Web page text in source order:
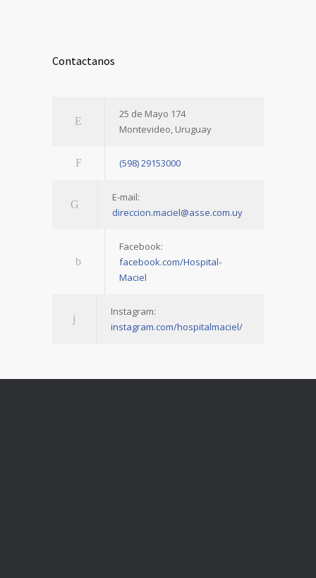
Contactanos
25 de Mayo 174
Montevideo, Uruguay
(598) 29153000
E-mail:
direccion.maciel@asse.com.uy
Facebook:
facebook.com/Hospital-
Maciel
Instagram:
instagram.com/hospitalmaciel/